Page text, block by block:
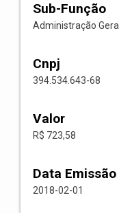
Sub-Função
Administração Geral
Cnpj
394.534.643-68
Valor
R$ 723,58
Data Emissão
2018-02-01